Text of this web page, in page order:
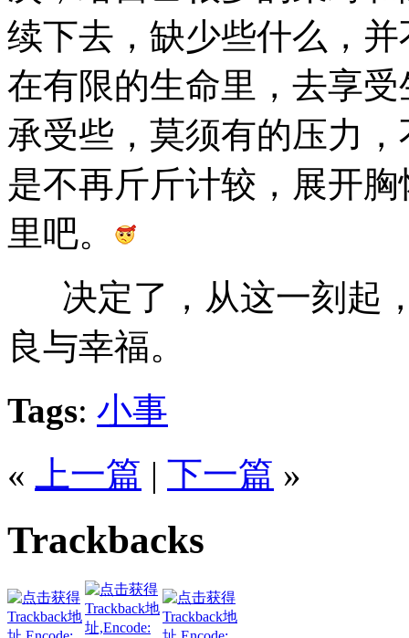
续下去，缺少些什么，
在有限的生命里，去享
承受些，莫须有的压力
是不再斤斤计较，展开
里吧。
决定了，从这一刻起
良与幸福。
Tags: 小事
«
上一篇 | 下一篇 »
Trackbacks